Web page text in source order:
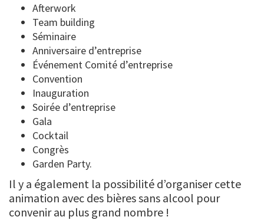
Afterwork
Team building
Séminaire
Anniversaire d’entreprise
Événement Comité d’entreprise
Convention
Inauguration
Soirée d’entreprise
Gala
Cocktail
Congrès
Garden Party.
Il y a également la possibilité d’organiser cette
animation avec des bières sans alcool pour
convenir au plus grand nombre !